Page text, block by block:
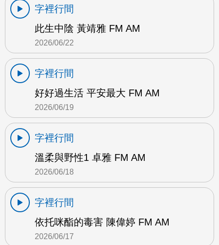
字裡行間
此生中陰 黃靖雅 FM AM
2026/06/22
字裡行間
好好過生活 平安最大 FM AM
2026/06/19
字裡行間
溫柔與野性1 卓雅 FM AM
2026/06/18
字裡行間
依托咪酯的毒害 陳偉婷 FM AM
2026/06/17